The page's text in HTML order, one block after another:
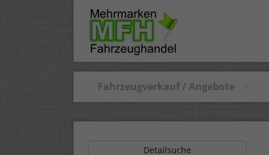
Fahrzeugverkauf / Angebote
Detailsuche